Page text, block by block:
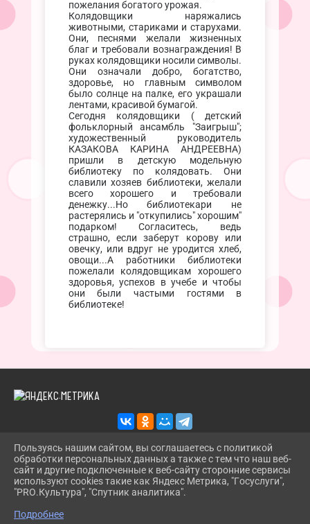
пожелания богатого урожая.
Колядовщики наряжались
животными, стариками и старухами.
Они, песнями желали жизненных
благ и требовали вознаграждения! В
руках колядовщики носили символы.
Они означали добро, богатство,
здоровье, но главным символом
было солнце на палке, его украшали
лентами, красивой бумагой.
Сегодня колядовщики ( детский
фольклорный ансамбль "Заигрыш";
художественный руководитель
КАЗАКОВА КАРИНА АНДРЕЕВНА)
пришли в детскую модельную
библиотеку по колядовать. Они
славили хозяев библиотеки, желали
всего хорошего и требовали
денежку...Но библиотекари не
растерялись и "откупились" хорошим"
подарком! Согласитесь, ведь
страшно, если заберут корову или
овечку, или вдруг не уродится хлеб,
овощи...А работники библиотеки
пожелали колядовщикам хорошего
здоровья, успехов в учебе и чтобы
они были частыми гостями в
библиотеке!
2026 Г. TROITSKBIBLIOTEKA.RU
ВХОД
КАРТА САЙТА
Пользуясь нашим сайтом, вы соглашаетесь с политикой
обработки персональных данных а также с тем что наш веб-
сайт и другие подключенные к веб-сайту сторонние сервисы
используют cookies такие как Яндекс Метрика, "Госуслуги",
"PRO.Культура", "Спутник аналитика".
Подробнее